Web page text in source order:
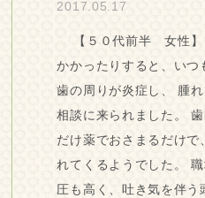
2017.05.17
【５０代前半 女性
かかったりすると、いつ
歯の周りが炎症し、 腫
相談に来られました。
だけ薬でおさまるだけ
れてくるようでした。
圧も高く、吐き気を伴う